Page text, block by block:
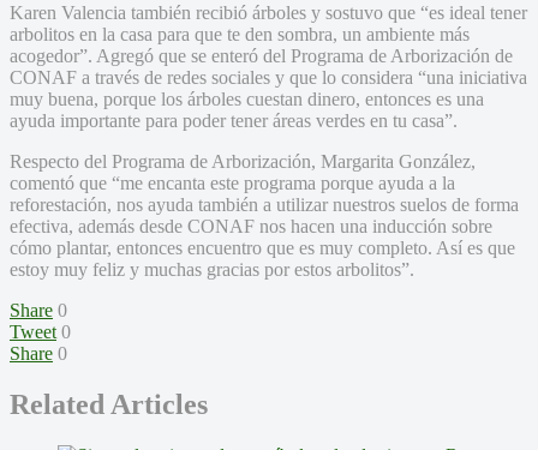
Karen Valencia también recibió árboles y sostuvo que “es ideal tener
arbolitos en la casa para que te den sombra, un ambiente más
acogedor”. Agregó que se enteró del Programa de Arborización de
CONAF a través de redes sociales y que lo considera “una iniciativa
muy buena, porque los árboles cuestan dinero, entonces es una
ayuda importante para poder tener áreas verdes en tu casa”.
Respecto del Programa de Arborización, Margarita González,
comentó que “me encanta este programa porque ayuda a la
reforestación, nos ayuda también a utilizar nuestros suelos de forma
efectiva, además desde CONAF nos hacen una inducción sobre
cómo plantar, entonces encuentro que es muy completo. Así es que
estoy muy feliz y muchas gracias por estos arbolitos”.
Share 0
Tweet 0
Share 0
Related Articles